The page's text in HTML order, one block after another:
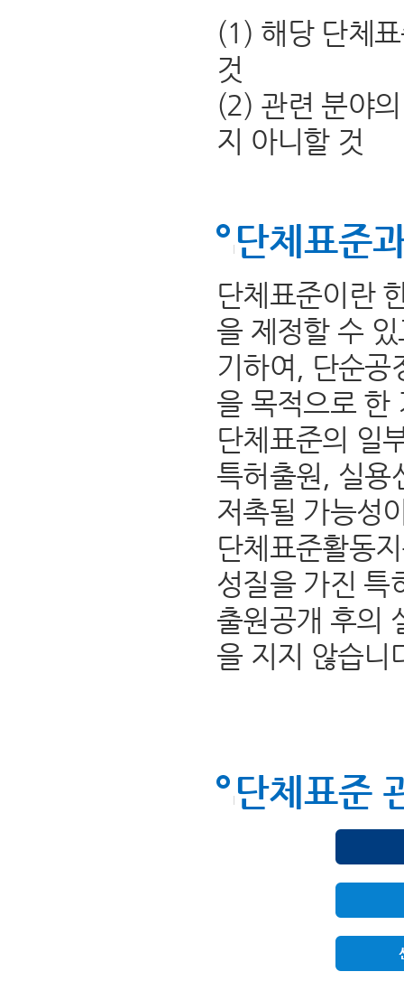
(1) 해당 단체
것
(2) 관련 분야
지 아니할 것
단체표준
단체표준이란
을 제정할 수
기하여, 단순공
을 목적으로 한
단체표준의 일
특허출원, 실용
저촉될 가능성
단체표준활동
성질을 가진 특
출원공개 후의
을 지지 않습니
단체표준